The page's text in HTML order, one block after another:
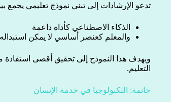
تدعو الإرشادات إلى تبني نموذج تعليمي يجمع
الذكاء الاصطناعي كأداة داعمة
والمعلم كعنصر أساسي لا يمكن استبداله
ويهدف هذا النموذج إلى تحقيق أقصى استفادة
التعليم.
خاتمة: التكنولوجيا في خدمة الإنسان